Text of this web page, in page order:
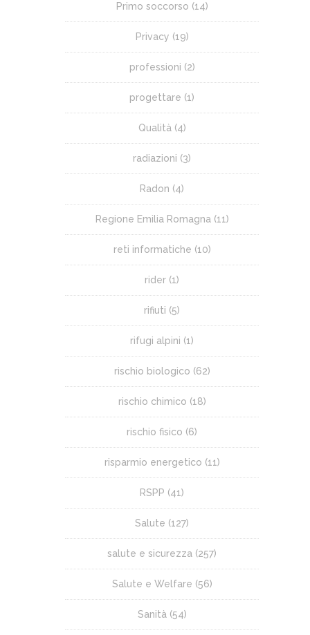
Primo soccorso (14)
Privacy (19)
professioni (2)
progettare (1)
Qualità (4)
radiazioni (3)
Radon (4)
Regione Emilia Romagna (11)
reti informatiche (10)
rider (1)
rifiuti (5)
rifugi alpini (1)
rischio biologico (62)
rischio chimico (18)
rischio fisico (6)
risparmio energetico (11)
RSPP (41)
Salute (127)
salute e sicurezza (257)
Salute e Welfare (56)
Sanità (54)